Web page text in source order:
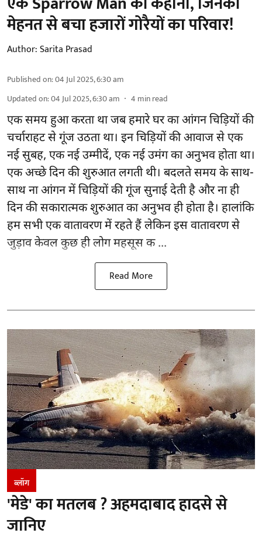
मेहनत से बचा हजारों गोरैयों का परिवार!
Author:Sarita Prasad
Published on:04 Jul 2025, 6:30 am
Updated on:04 Jul 2025, 6:30 am 4 min read
एक समय हुआ करता था जब हमारे घर का आंगन चिड़ियों की
चर्चाराहट से गूंज उठता था। इन चिड़ियों की आवाज से एक
नई सुबह, एक नई उम्मीदें, एक नई उमंग का अनुभव होता था।
एक अच्छे दिन की शुरुआत लगती थी। बदलते समय के साथ-
साथ ना आंगन में चिड़ियों की गूंज सुनाई देती है और ना ही
दिन की सकारात्मक शुरुआत का अनुभव ही होता है। हालांकि
हम सभी एक वातावरण में रहते हैं लेकिन इस वातावरण से
जुड़ाव केवल कुछ ही लोग महसूस क ...
Read More
ब्लॉग
'मेडे' का मतलब ? अहमदाबाद हादसे से
जानिए